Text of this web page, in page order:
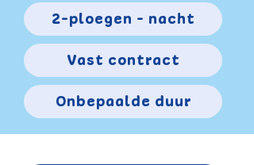
2-ploegen - nacht
Vast contract
Onbepaalde duur